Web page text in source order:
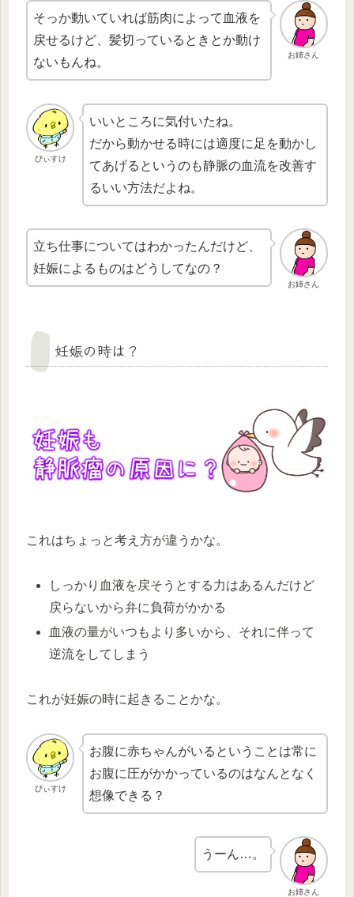
お姉さん
そっか動いていれば筋肉によって血液を
戻せるけど、髪切っているときとか動け
ないもんね。
ぴぃすけ
いいところに気付いたね。
だから動かせる時には適度に足を動かし
てあげるというのも静脈の血流を改善す
るいい方法だよね。
お姉さん
立ち仕事についてはわかったんだけど、
妊娠によるものはどうしてなの？
妊娠の時は？
これはちょっと考え方が違うかな。
しっかり血液を戻そうとする力はあるんだけど
戻らないから弁に負荷がかかる
血液の量がいつもより多いから、それに伴って
逆流をしてしまう
これが妊娠の時に起きることかな。
ぴぃすけ
お腹に赤ちゃんがいるということは常に
お腹に圧がかかっているのはなんとなく
想像できる？
お姉さん
うーん…。